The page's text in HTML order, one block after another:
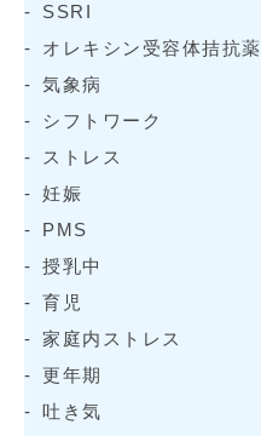
SSRI
オレキシン受容体拮抗薬
気象病
シフトワーク
ストレス
妊娠
PMS
授乳中
育児
家庭内ストレス
更年期
吐き気